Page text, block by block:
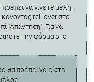
να γίνετε μέλη.
roll-over στο
"Απάντηση". Για να
την φόρμα στο
θα πρέπει να είστε